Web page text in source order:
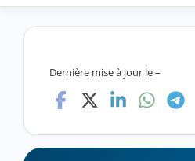
Dernière mise à jour le –